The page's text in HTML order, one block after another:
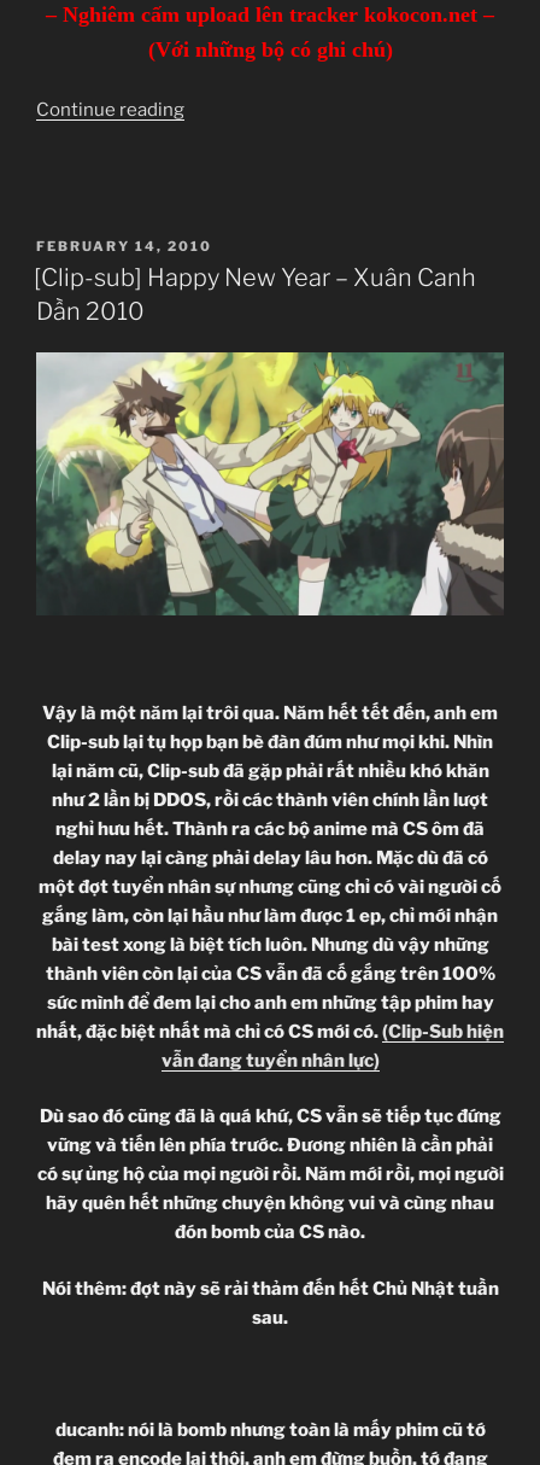
– Nghiêm cấm upload lên tracker kokocon.net –
(Với những bộ có ghi chú)
Continue reading“DANH
POSTED
ON
FEBRUARY 14, 2010
[Clip-sub] Happy New Year – Xuân Canh
Dần 2010
Vậy là một năm lại trôi qua. Năm hết tết đến, anh em
Clip-sub lại tụ họp bạn bè đàn đúm như mọi khi. Nhìn
lại năm cũ, Clip-sub đã gặp phải rất nhiều khó khăn
như 2 lần bị DDOS, rồi các thành viên chính lần lượt
nghỉ hưu hết. Thành ra các bộ anime mà CS ôm đã
delay nay lại càng phải delay lâu hơn. Mặc dù đã có
một đợt tuyển nhân sự nhưng cũng chỉ có vài người cố
gắng làm, còn lại hầu như làm được 1 ep, chỉ mới nhận
bài test xong là biệt tích luôn. Nhưng dù vậy những
thành viên còn lại của CS vẫn đã cố gắng trên 100%
sức mình để đem lại cho anh em những tập phim hay
nhất, đặc biệt nhất mà chỉ có CS mới có.(Clip-Sub hiện
vẫn đang tuyển nhân lực)
Dù sao đó cũng đã là quá khứ, CS vẫn sẽ tiếp tục đứng
vững và tiến lên phía trước. Đương nhiên là cần phải
có sự ủng hộ của mọi người rồi. Năm mới rồi, mọi người
hãy quên hết những chuyện không vui và cùng nhau
đón bomb của CS nào.
Nói thêm: đợt này sẽ rải thảm đến hết Chủ Nhật tuần
sau.
ducanh: nói là bomb nhưng toàn là mấy phim cũ tớ
đem ra encode lại thôi, anh em đừng buồn, tớ đang